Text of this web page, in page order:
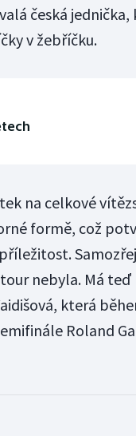
česká jednička,
v žebříčku.
na celkové
formě, což
nebyla. Má teď
která
Roland